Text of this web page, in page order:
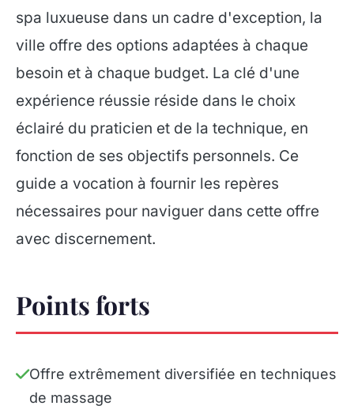
spa luxueuse dans un cadre d'exception, la
ville offre des options adaptées à chaque
besoin et à chaque budget. La clé d'une
expérience réussie réside dans le choix
éclairé du praticien et de la technique, en
fonction de ses objectifs personnels. Ce
guide a vocation à fournir les repères
nécessaires pour naviguer dans cette offre
avec discernement.
Points forts
Offre extrêmement diversifiée en techniques
de massage